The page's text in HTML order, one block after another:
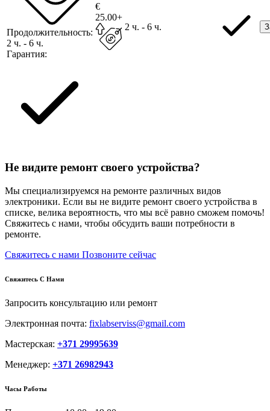
Продолжительность:
2 ч. - 6 ч.
Гарантия:
€
25.00+
2 ч. - 6 ч.
Не видите ремонт своего устройства?
Мы специализируемся на ремонте различных видов
электроники. Если вы не видите ремонт своего устройства в
списке, велика вероятность, что мы всё равно сможем помочь!
Свяжитесь с нами, чтобы обсудить ваши потребности в
ремонте.
Свяжитесь с нами Позвоните сейчас
Свяжитесь С Нами
Запросить консультацию или ремонт
Электронная почта: fixlabserviss@gmail.com
Мастерская: +371 29995639
Менеджер: +371 26982943
Часы Работы